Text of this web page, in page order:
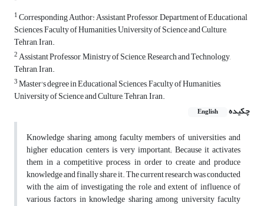
1Corresponding Author: Assistant Professor, Department of Educational
Sciences, Faculty of Humanities, University of Science and Culture,
Tehran, Iran.
2Assistant Professor, Ministry of Science, Research and Technology,
Tehran, Iran.
3Master's degree in Educational Sciences, Faculty of Humanities,
University of Science and Culture, Tehran, Iran.
چکیده
English
Knowledge sharing among faculty members of universities and
higher education centers is very important; Because it activates
them in a competitive process in order to create and produce
knowledge and finally share it. The current research was conducted
with the aim of investigating the role and extent of influence of
various factors in knowledge sharing among university faculty